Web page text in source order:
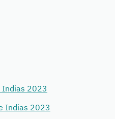
Indias 2023
Indias 2023